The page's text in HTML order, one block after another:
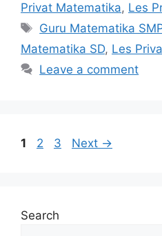
Privat Matematika, Les
Tags
Guru Matematika
Matematika SD, Les
Leave a comment
Page
1 Page
2 Page
3 Next →
Search